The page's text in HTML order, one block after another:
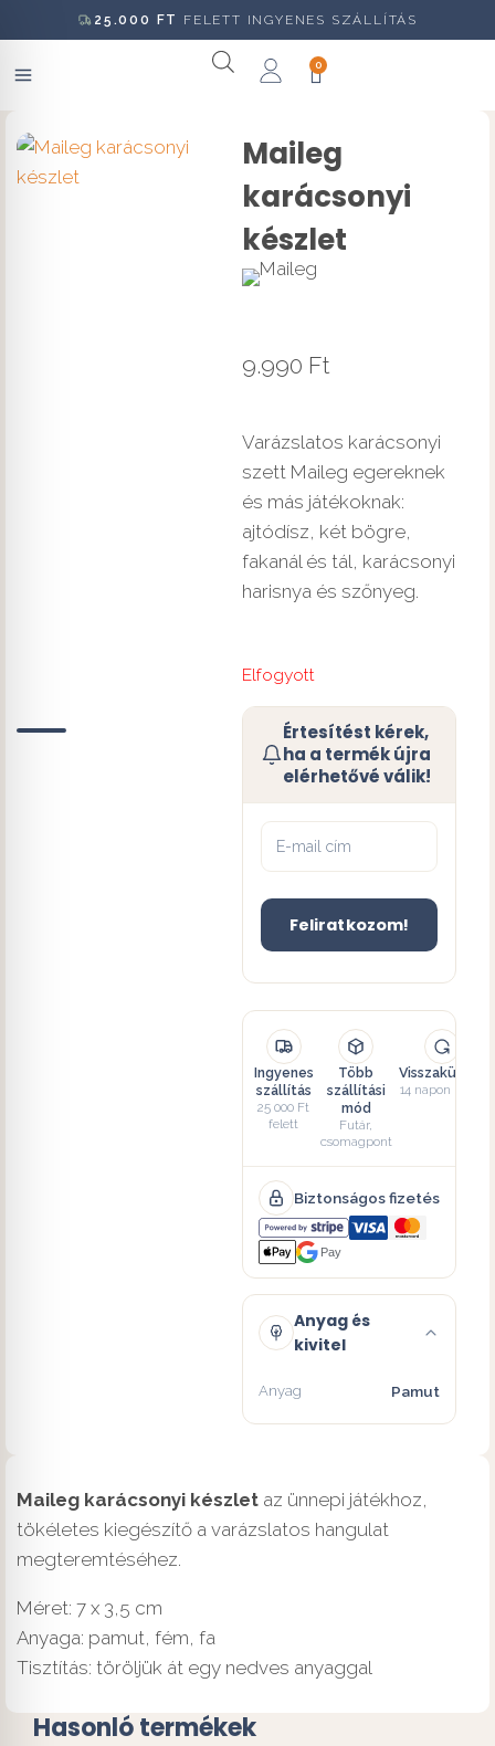
25.000 FT FELETT INGYENES SZÁLLÍTÁS
0
Maileg
karácsonyi
készlet
9.990 Ft
Varázslatos karácsonyi
szett Maileg egereknek
és más játékoknak:
ajtódísz, két bögre,
fakanál és tál, karácsonyi
harisnya és szőnyeg.
Elfogyott
Értesítést kérek,
ha a termék újra
elérhetővé válik!
Feliratkozom!
Ingyenes
szállítás
25 000 Ft
felett
Több
szállítási
mód
Futár,
csomagpont
Visszaküldés
14 napon belül
Biztonságos fizetés
Pay
Anyag és
kivitel
Anyag Pamut
Maileg karácsonyi készlet az ünnepi játékhoz,
tökéletes kiegészítő a varázslatos hangulat
megteremtéséhez.
Méret: 7 x 3,5 cm
Anyaga: pamut, fém, fa
Tisztítás: töröljük át egy nedves anyaggal
Hasonló termékek